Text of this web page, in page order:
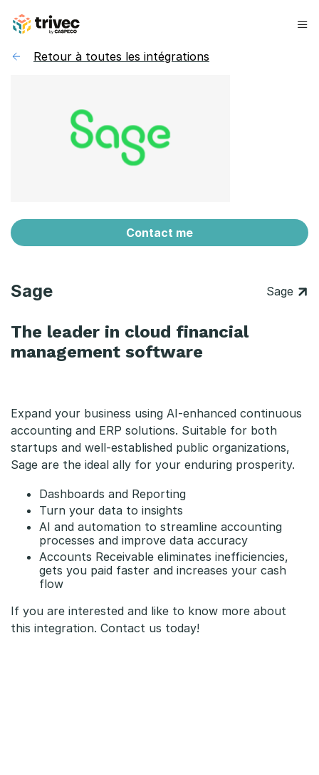
contenu
Retour à toutes les intégrations
Contact me
Sage Sage
The leader in cloud financial
management software
Expand your business using AI-enhanced continuous
accounting and ERP solutions. Suitable for both
startups and well-established public organizations,
Sage are the ideal ally for your enduring prosperity.
Dashboards and Reporting
Turn your data to insights
AI and automation to streamline accounting
processes and improve data accuracy
Accounts Receivable eliminates inefficiencies,
gets you paid faster and increases your cash
flow
If you are interested and like to know more about
this integration. Contact us today!